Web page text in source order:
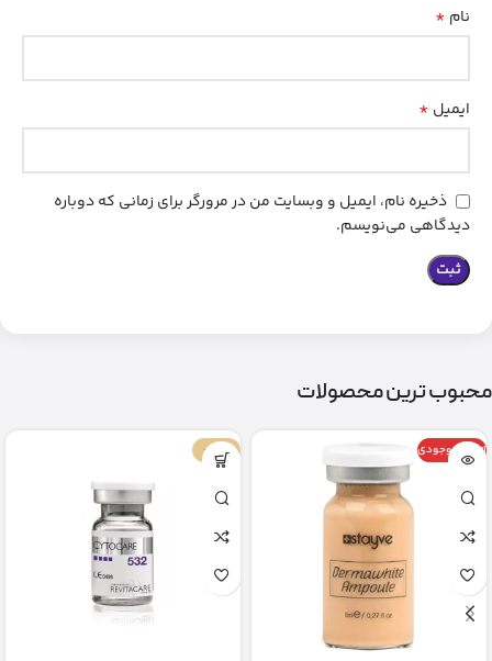
نام *
ایمیل *
ذخیره نام، ایمیل و وبسایت من در مرورگر برای زمانی که دوباره
دیدگاهی می‌نویسم.
محبوب ترین محصولات
اتمام موجودی -67%